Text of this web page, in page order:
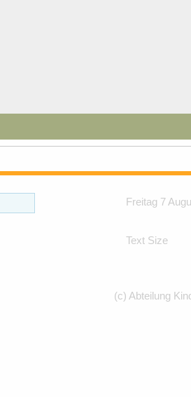
Freitag 7
Text Size
(c) Abteilung